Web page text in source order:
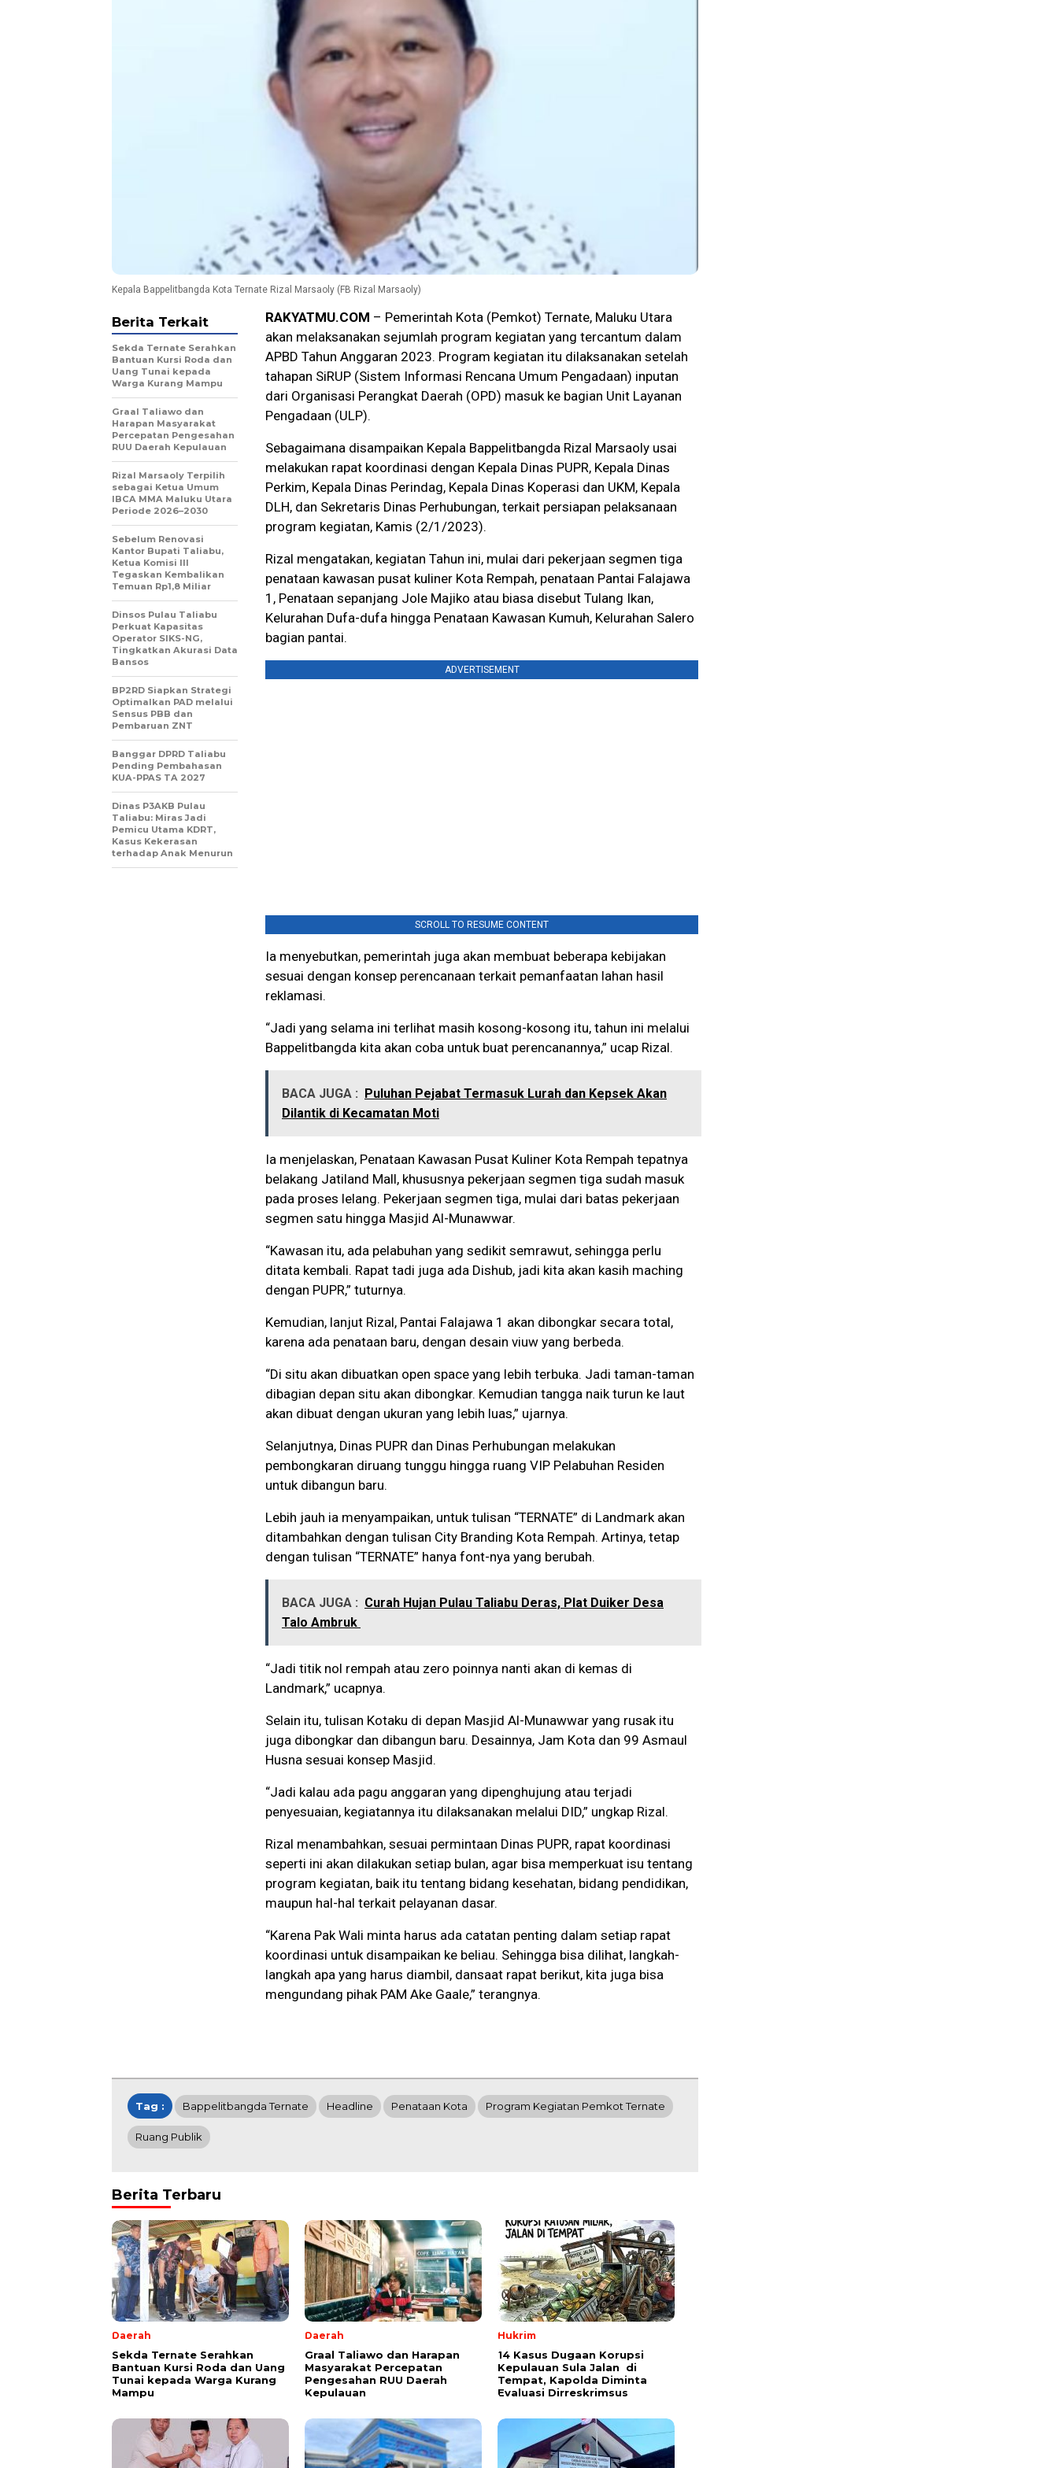
Kepala Bappelitbangda Kota Ternate Rizal Marsaoly (FB Rizal Marsaoly)
RAKYATMU.COM – Pemerintah Kota (Pemkot) Ternate, Maluku Utara
akan melaksanakan sejumlah program kegiatan yang tercantum dalam
APBD Tahun Anggaran 2023. Program kegiatan itu dilaksanakan setelah
tahapan SiRUP (Sistem Informasi Rencana Umum Pengadaan) inputan
dari Organisasi Perangkat Daerah (OPD) masuk ke bagian Unit Layanan
Pengadaan (ULP).
Sebagaimana disampaikan Kepala Bappelitbangda Rizal Marsaoly usai
melakukan rapat koordinasi dengan Kepala Dinas PUPR, Kepala Dinas
Perkim, Kepala Dinas Perindag, Kepala Dinas Koperasi dan UKM, Kepala
DLH, dan Sekretaris Dinas Perhubungan, terkait persiapan pelaksanaan
program kegiatan, Kamis (2/1/2023).
Rizal mengatakan, kegiatan Tahun ini, mulai dari pekerjaan segmen tiga
penataan kawasan pusat kuliner Kota Rempah, penataan Pantai Falajawa
1, Penataan sepanjang Jole Majiko atau biasa disebut Tulang Ikan,
Kelurahan Dufa-dufa hingga Penataan Kawasan Kumuh, Kelurahan Salero
bagian pantai.
ADVERTISEMENT
SCROLL TO RESUME CONTENT
Ia menyebutkan, pemerintah juga akan membuat beberapa kebijakan
sesuai dengan konsep perencanaan terkait pemanfaatan lahan hasil
reklamasi.
“Jadi yang selama ini terlihat masih kosong-kosong itu, tahun ini melalui
Bappelitbangda kita akan coba untuk buat perencanannya,” ucap Rizal.
BACA JUGA :
Puluhan Pejabat Termasuk Lurah dan Kepsek Akan
Dilantik di Kecamatan Moti
Ia menjelaskan, Penataan Kawasan Pusat Kuliner Kota Rempah tepatnya
belakang Jatiland Mall, khususnya pekerjaan segmen tiga sudah masuk
pada proses lelang. Pekerjaan segmen tiga, mulai dari batas pekerjaan
segmen satu hingga Masjid Al-Munawwar.
“Kawasan itu, ada pelabuhan yang sedikit semrawut, sehingga perlu
ditata kembali. Rapat tadi juga ada Dishub, jadi kita akan kasih maching
dengan PUPR,” tuturnya.
Kemudian, lanjut Rizal, Pantai Falajawa 1 akan dibongkar secara total,
karena ada penataan baru, dengan desain viuw yang berbeda.
“Di situ akan dibuatkan open space yang lebih terbuka. Jadi taman-taman
dibagian depan situ akan dibongkar. Kemudian tangga naik turun ke laut
akan dibuat dengan ukuran yang lebih luas,” ujarnya.
Selanjutnya, Dinas PUPR dan Dinas Perhubungan melakukan
pembongkaran diruang tunggu hingga ruang VIP Pelabuhan Residen
untuk dibangun baru.
Lebih jauh ia menyampaikan, untuk tulisan “TERNATE” di Landmark akan
ditambahkan dengan tulisan City Branding Kota Rempah. Artinya, tetap
dengan tulisan “TERNATE” hanya font-nya yang berubah.
BACA JUGA : Curah Hujan Pulau Taliabu Deras, Plat Duiker Desa
Talo Ambruk
“Jadi titik nol rempah atau zero poinnya nanti akan di kemas di
Landmark,” ucapnya.
Selain itu, tulisan Kotaku di depan Masjid Al-Munawwar yang rusak itu
juga dibongkar dan dibangun baru. Desainnya, Jam Kota dan 99 Asmaul
Husna sesuai konsep Masjid.
“Jadi kalau ada pagu anggaran yang dipenghujung atau terjadi
penyesuaian, kegiatannya itu dilaksanakan melalui DID,” ungkap Rizal.
Rizal menambahkan, sesuai permintaan Dinas PUPR, rapat koordinasi
seperti ini akan dilakukan setiap bulan, agar bisa memperkuat isu tentang
program kegiatan, baik itu tentang bidang kesehatan, bidang pendidikan,
maupun hal-hal terkait pelayanan dasar.
“Karena Pak Wali minta harus ada catatan penting dalam setiap rapat
koordinasi untuk disampaikan ke beliau. Sehingga bisa dilihat, langkah-
langkah apa yang harus diambil, dansaat rapat berikut, kita juga bisa
mengundang pihak PAM Ake Gaale,” terangnya.
Berita Terkait
Sekda Ternate Serahkan
Bantuan Kursi Roda dan
Uang Tunai kepada
Warga Kurang Mampu
Graal Taliawo dan
Harapan Masyarakat
Percepatan Pengesahan
RUU Daerah Kepulauan
Rizal Marsaoly Terpilih
sebagai Ketua Umum
IBCA MMA Maluku Utara
Periode 2026–2030
Sebelum Renovasi
Kantor Bupati Taliabu,
Ketua Komisi III
Tegaskan Kembalikan
Temuan Rp1,8 Miliar
Dinsos Pulau Taliabu
Perkuat Kapasitas
Operator SIKS-NG,
Tingkatkan Akurasi Data
Bansos
BP2RD Siapkan Strategi
Optimalkan PAD melalui
Sensus PBB dan
Pembaruan ZNT
Banggar DPRD Taliabu
Pending Pembahasan
KUA-PPAS TA 2027
Dinas P3AKB Pulau
Taliabu: Miras Jadi
Pemicu Utama KDRT,
Kasus Kekerasan
terhadap Anak Menurun
Tag : Bappelitbangda Ternate Headline Penataan Kota Program Kegiatan Pemkot Ternate
Ruang Publik
Berita Terbaru
Daerah
Sekda Ternate Serahkan
Bantuan Kursi Roda dan Uang
Tunai kepada Warga Kurang
Mampu
Daerah
Graal Taliawo dan Harapan
Masyarakat Percepatan
Pengesahan RUU Daerah
Kepulauan
Hukrim
14 Kasus Dugaan Korupsi
Kepulauan Sula Jalan di
Tempat, Kapolda Diminta
Evaluasi Dirreskrimsus